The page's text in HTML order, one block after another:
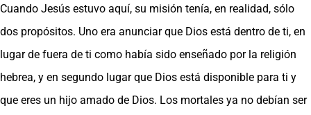
Cuando Jesús estuvo aquí, su misión tenía, en realidad, sólo
dos propósitos. Uno era anunciar que Dios está dentro de ti, en
lugar de fuera de ti como había sido enseñado por la religión
hebrea, y en segundo lugar que Dios está disponible para ti y
que eres un hijo amado de Dios. Los mortales ya no debían ser